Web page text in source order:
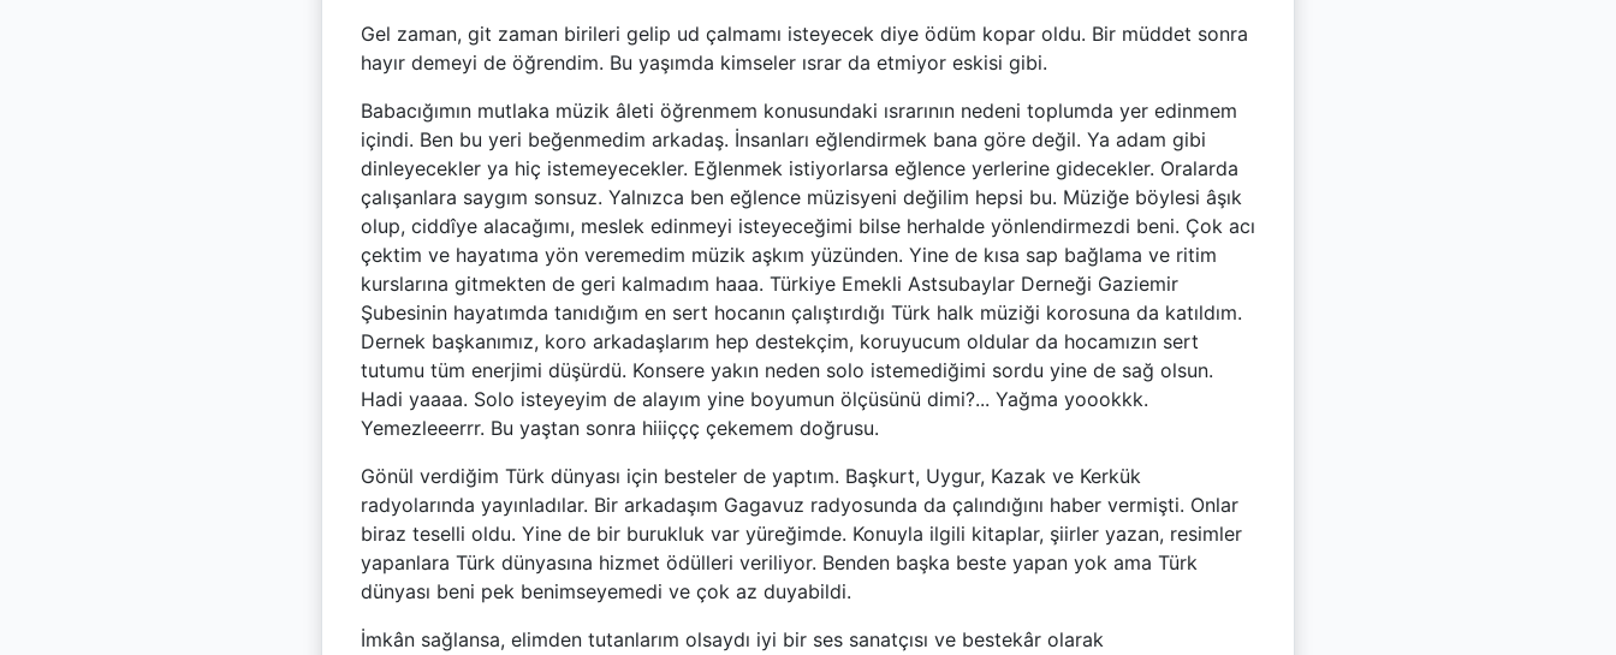
Gel zaman, git zaman birileri gelip ud çalmamı isteyecek diye ödüm kopar oldu. Bir müddet sonra
hayır demeyi de öğrendim. Bu yaşımda kimseler ısrar da etmiyor eskisi gibi.
Babacığımın mutlaka müzik âleti öğrenmem konusundaki ısrarının nedeni toplumda yer edinmem
içindi. Ben bu yeri beğenmedim arkadaş. İnsanları eğlendirmek bana göre değil. Ya adam gibi
dinleyecekler ya hiç istemeyecekler. Eğlenmek istiyorlarsa eğlence yerlerine gidecekler. Oralarda
çalışanlara saygım sonsuz. Yalnızca ben eğlence müzisyeni değilim hepsi bu. Müziğe böylesi âşık
olup, ciddîye alacağımı, meslek edinmeyi isteyeceğimi bilse herhalde yönlendirmezdi beni. Çok acı
çektim ve hayatıma yön veremedim müzik aşkım yüzünden. Yine de kısa sap bağlama ve ritim
kurslarına gitmekten de geri kalmadım haaa. Türkiye Emekli Astsubaylar Derneği Gaziemir
Şubesinin hayatımda tanıdığım en sert hocanın çalıştırdığı Türk halk müziği korosuna da katıldım.
Dernek başkanımız, koro arkadaşlarım hep destekçim, koruyucum oldular da hocamızın sert
tutumu tüm enerjimi düşürdü. Konsere yakın neden solo istemediğimi sordu yine de sağ olsun.
Hadi yaaaa. Solo isteyeyim de alayım yine boyumun ölçüsünü dimi?... Yağma yoookkk.
Yemezleeerrr. Bu yaştan sonra hiiiççç çekemem doğrusu.
Gönül verdiğim Türk dünyası için besteler de yaptım. Başkurt, Uygur, Kazak ve Kerkük
radyolarında yayınladılar. Bir arkadaşım Gagavuz radyosunda da çalındığını haber vermişti. Onlar
biraz teselli oldu. Yine de bir burukluk var yüreğimde. Konuyla ilgili kitaplar, şiirler yazan, resimler
yapanlara Türk dünyasına hizmet ödülleri veriliyor. Benden başka beste yapan yok ama Türk
dünyası beni pek benimseyemedi ve çok az duyabildi.
İmkân sağlansa, elimden tutanlarım olsaydı iyi bir ses sanatçısı ve bestekâr olarak